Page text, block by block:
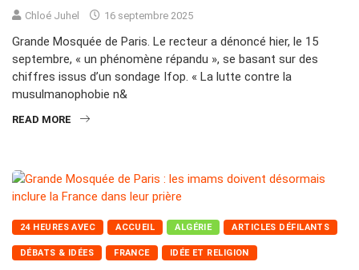
Chloé Juhel 16 septembre 2025
Grande Mosquée de Paris. Le recteur a dénoncé hier, le 15
septembre, « un phénomène répandu », se basant sur des
chiffres issus d’un sondage Ifop. « La lutte contre la
musulmanophobie n&
READ MORE
24 HEURES AVEC ACCUEIL ALGÉRIE ARTICLES DÉFILANTS
DÉBATS & IDÉES FRANCE IDÉE ET RELIGION